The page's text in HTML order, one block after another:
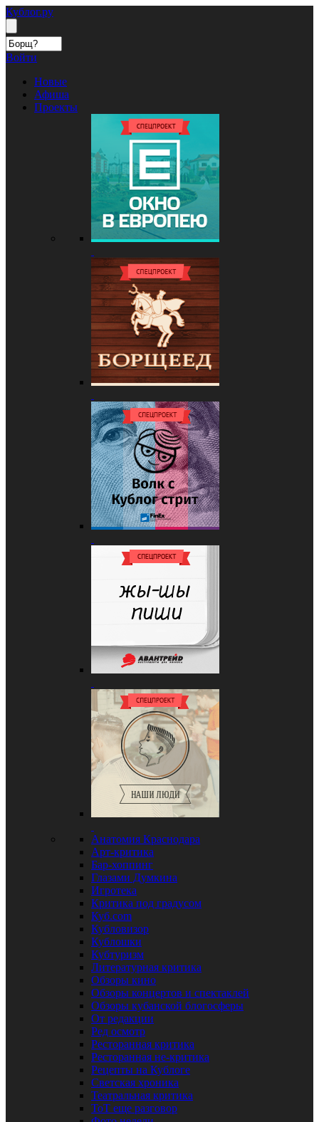
Кублог.ру
Войти
Новые
Афиша
Проекты
Анатомия Краснодара
Арт-критика
Бар-хоппинг
Глазами Думкина
Игротека
Критика под градусом
Куб.com
Кубловизор
Кублошки
Кубтуризм
Литературная критика
Обзоры кино
Обзоры концертов и спектаклей
Обзоры кубанской блогосферы
От редакции
Ред осмотр
Ресторанная критика
Ресторанная не-критика
Рецепты на Кублоге
Светская хроника
Театральная критика
ТоТ еще разговор